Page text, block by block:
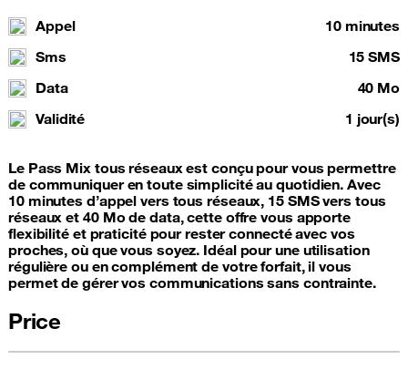
Appel
10 minutes
Sms
15 SMS
Data
40 Mo
Validité
1 jour(s)
Le Pass Mix tous réseaux est conçu pour vous permettre
de communiquer en toute simplicité au quotidien. Avec
10 minutes d’appel vers tous réseaux, 15 SMS vers tous
réseaux et 40 Mo de data, cette offre vous apporte
flexibilité et praticité pour rester connecté avec vos
proches, où que vous soyez. Idéal pour une utilisation
régulière ou en complément de votre forfait, il vous
permet de gérer vos communications sans contrainte.
Price